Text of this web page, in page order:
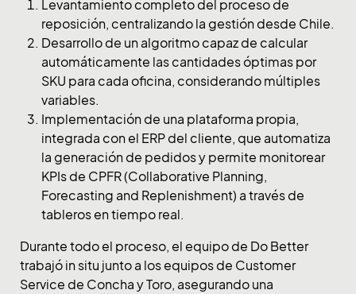
Levantamiento completo del proceso de
reposición, centralizando la gestión desde Chile.
Desarrollo de un algoritmo capaz de calcular
automáticamente las cantidades óptimas por
SKU para cada oficina, considerando múltiples
variables.
Implementación de una plataforma propia,
integrada con el ERP del cliente, que automatiza
la generación de pedidos y permite monitorear
KPIs de CPFR (Collaborative Planning,
Forecasting and Replenishment) a través de
tableros en tiempo real.
Durante todo el proceso, el equipo de Do Better
trabajó in situ junto a los equipos de Customer
Service de Concha y Toro, asegurando una